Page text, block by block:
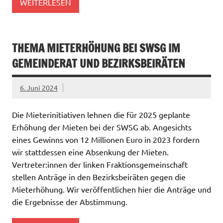
THEMA MIETERHÖHUNG BEI SWSG IM
GEMEINDERAT UND BEZIRKSBEIRÄTEN
6. Juni 2024
Die Mieterinitiativen lehnen die für 2025 geplante
Erhöhung der Mieten bei der SWSG ab. Angesichts
eines Gewinns von 12 Millionen Euro in 2023 fordern
wir stattdessen eine Absenkung der Mieten.
Vertreter:innen der linken Fraktionsgemeinschaft
stellen Anträge in den Bezirksbeiräten gegen die
Mieterhöhung. Wir veröffentlichen hier die Anträge und
die Ergebnisse der Abstimmung.